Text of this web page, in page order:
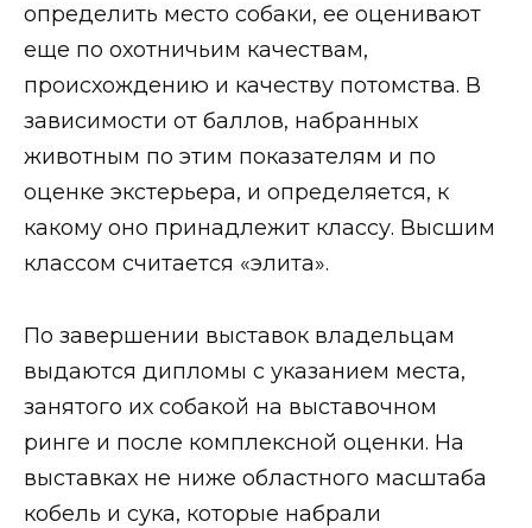
определить место собаки, ее оценивают
еще по охотничьим качествам,
происхождению и качеству потомства. В
зависимости от баллов, набранных
животным по этим показателям и по
оценке экстерьера, и определяется, к
какому оно принадлежит классу. Высшим
классом считается «элита».
По завершении выставок владельцам
выдаются дипломы с указанием места,
занятого их собакой на выставочном
ринге и после комплексной оценки. На
выставках не ниже областного масштаба
кобель и сука, которые набрали